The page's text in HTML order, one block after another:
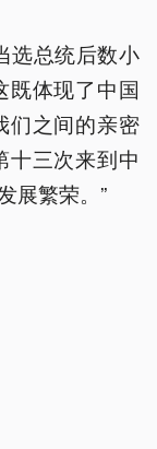
选总统后数小
既体现了中国
们之间的亲密
十三次来到中
展繁荣。”